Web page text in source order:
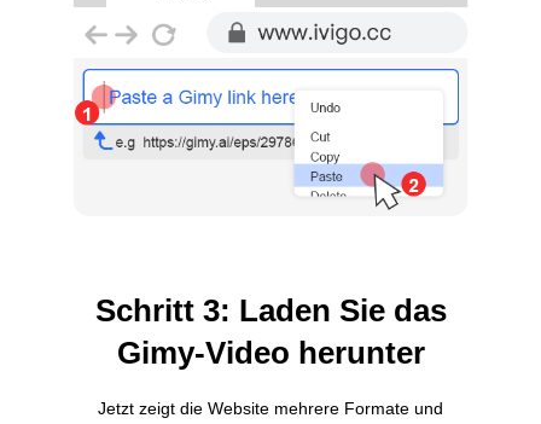
Schritt 3: Laden Sie das
Gimy-Video herunter
Jetzt zeigt die Website mehrere Formate und